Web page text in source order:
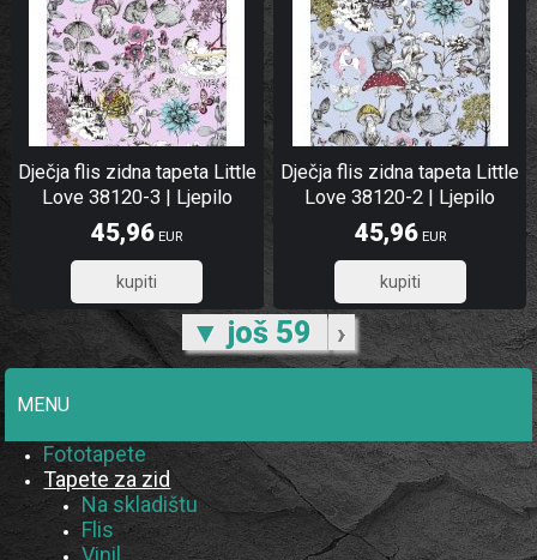
Dječja flis zidna tapeta Little
Love 38120-3 | Ljepilo
besplatno
45,96 EUR
36,77
Dječja flis zidna tapeta Little
Love 38120-2 | Ljepilo
besplatno
45,96EUR
36,77
▼ još 59 ›
MENU
Fototapete
Tapete za zid
Na skladištu
Flis
Vinil